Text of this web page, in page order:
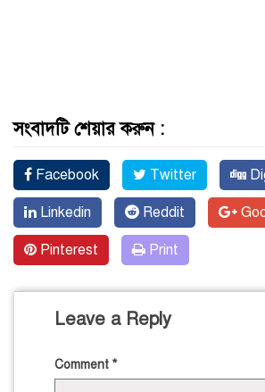
সংবাদটি শেয়ার করুন :
Facebook Twitter
Linkedin Reddit
Pinterest Print
Leave a Reply
Comment *